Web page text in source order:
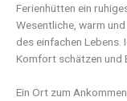
Ferienhütten ein
Wesentliche, warm
des einfachen Lebens.
Komfort schätzen und
Ein Ort zum Ankommen.